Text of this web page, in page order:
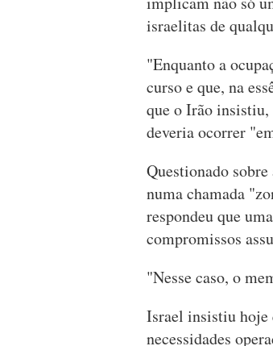
israelitas de
"Enquanto a
curso e que, na
que o Irão
deveria ocorrer
Questionado
numa chamada
respondeu que
compromissos
"Nesse caso, o
Israel insistiu hoje
necessidades